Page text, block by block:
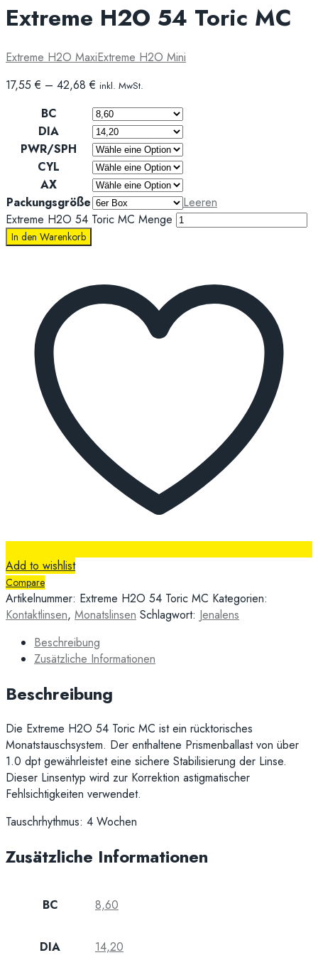
Extreme H2O 54 Toric MC
Extreme H2O MaxiExtreme H2O Mini
17,55€ – 42,68€ inkl. MwSt.
BC
DIA
PWR/SPH
CYL
AX
Packungsgröße
Leeren
Extreme H2O 54 Toric MC Menge
In den Warenkorb
Add to wishlist
Compare
Artikelnummer: Extreme H2O 54 Toric MC Kategorien:
Kontaktlinsen, Monatslinsen Schlagwort: Jenalens
Beschreibung
Zusätzliche Informationen
Beschreibung
Die Extreme H2O 54 Toric MC ist ein rücktorisches
Monatstauschsystem. Der enthaltene Prismenballast von über
1.0 dpt gewährleistet eine sichere Stabilisierung der Linse.
Dieser Linsentyp wird zur Korrektion astigmatischer
Fehlsichtigkeiten verwendet.
Tauschrhythmus: 4 Wochen
Zusätzliche Informationen
BC 8,60
DIA 14,20